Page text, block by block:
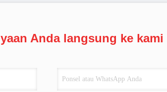
Anda langsung ke kami